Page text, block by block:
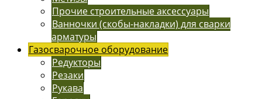
Прочие строительные аксессуары
Ванночки (скобы-накладки) для сварки
арматуры
Газосварочное оборудование
Редукторы
Резаки
Рукава